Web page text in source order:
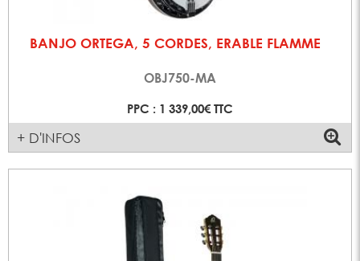
BANJO ORTEGA, 5 CORDES, ERABLE FLAMME
OBJ750-MA
PPC : 1 339,00€ TTC
+ D'INFOS